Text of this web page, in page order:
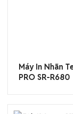
Máy In Nhãn
PRO SR-R680